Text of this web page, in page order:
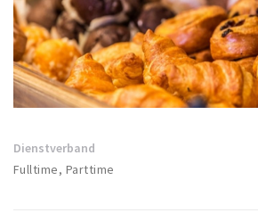
Werken
Aanbiedingen
Ook reclame maken?
Inloggen
Dienstverband
Fulltime, Parttime